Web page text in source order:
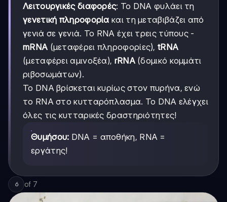
Λειτουργικές διαφορές: Το DNA φυλάει τη
γενετική πληροφορία και τη μεταβιβάζει από
γενιά σε γενιά. Το RNA έχει τρεις τύπους -
mRNA (μεταφέρει πληροφορίες),tRNA
(μεταφέρει αμινοξέα), rRNA(δομικό κομμάτι
ριβοσωμάτων).
Το DNA βρίσκεται κυρίως στον πυρήνα, ενώ
το RNA στο κυτταρόπλασμα. Το DNA ελέγχει
όλες τις κυτταρικές δραστηριότητες!
Θυμήσου: DNA = αποθήκη, RNA =
εργάτης!
6 of 7